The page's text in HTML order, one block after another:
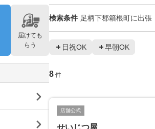
検索条件 足柄下郡箱根町に出張
日祝OK 早朝OK
8 件
店舗公式
せいじつ屋
届けても
らう